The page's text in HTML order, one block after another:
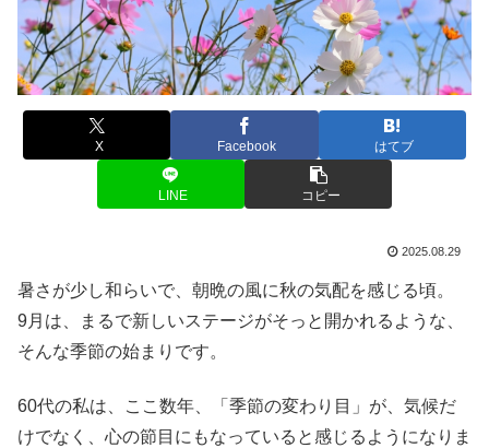
X Facebook はてブ
LINE コピー
2025.08.29
暑さが少し和らいで、朝晩の風に秋の気配を感じる頃。
9月は、まるで新しいステージがそっと開かれるような、
そんな季節の始まりです。
60代の私は、ここ数年、「季節の変わり目」が、気候だ
けでなく、心の節目にもなっていると感じるようになりま